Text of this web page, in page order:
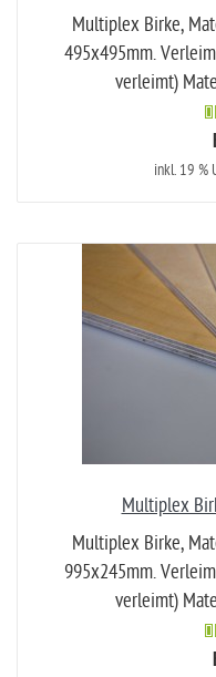
Multiplex Birke,
495x495mm.
verleimt)
inkl. 19 %
Multiplex
Multiplex Birke,
995x245mm.
verleimt)